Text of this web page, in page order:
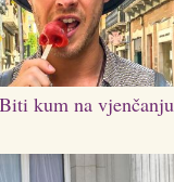
Biti kum na vjenčanju